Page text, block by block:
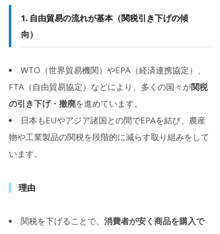
1. 自由貿易の流れが基本（関税引き下げの傾
向）
WTO（世界貿易機関）やEPA（経済連携協定）、
FTA（自由貿易協定）などにより、多くの国々が関税
の引き下げ・撤廃を進めています。
日本もEUやアジア諸国との間でEPAを結び、農産
物や工業製品の関税を段階的に減らす取り組みをして
います。
理由
関税を下げることで、 消費者が安く商品を購入で